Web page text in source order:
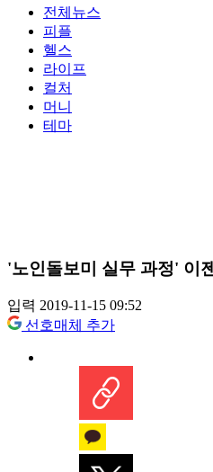
전체뉴스
피플
헬스
라이프
컬처
머니
테마
'노인돌보미 실무 과정' 이
입력 2019-11-15 09:52
선호매체 추가